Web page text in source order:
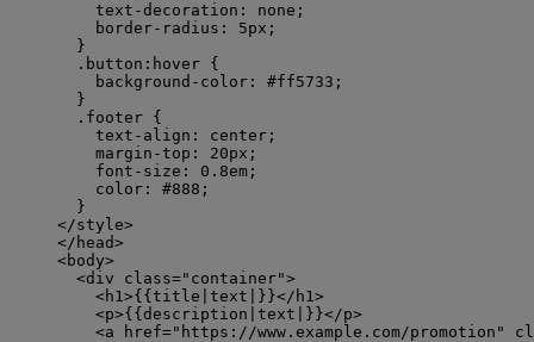
text-decoration : none ;
border-radius : 5px ;
}
.button:hover {
background-color : #ff5733 ;
}
.footer {
text-align : center ;
margin-top : 20px ;
font-size : 0.8em ;
color : #888 ;
}
</style>
</ head>
<body>
<div class=" container">
<h1 >{{title|text|}}</ h1 >
<p>{{description|text|}}</p>
<a href=" https://www.example.com/promotion "